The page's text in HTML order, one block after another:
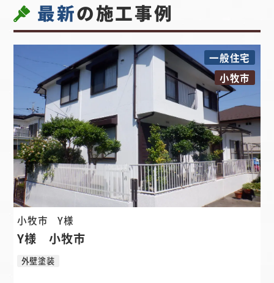
最新の施工事例
一般住宅
小牧市
小牧市 Y様
Y様 小牧市
外壁塗装